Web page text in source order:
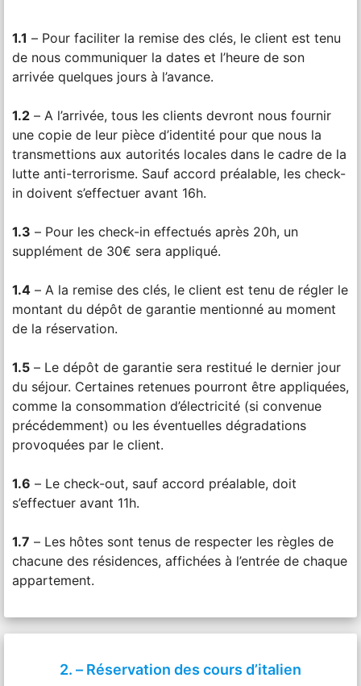
1.1 – Pour faciliter la remise des clés, le client est tenu
de nous communiquer la dates et l’heure de son
arrivée quelques jours à l’avance.
1.2 – A l’arrivée, tous les clients devront nous fournir
une copie de leur pièce d’identité pour que nous la
transmettions aux autorités locales dans le cadre de la
lutte anti-terrorisme. Sauf accord préalable, les check-
in doivent s’effectuer avant 16h.
1.3 – Pour les check-in effectués après 20h, un
supplément de 30€ sera appliqué.
1.4 – A la remise des clés, le client est tenu de régler le
montant du dépôt de garantie mentionné au moment
de la réservation.
1.5 – Le dépôt de garantie sera restitué le dernier jour
du séjour. Certaines retenues pourront être appliquées,
comme la consommation d’électricité (si convenue
précédemment) ou les éventuelles dégradations
provoquées par le client.
1.6 – Le check-out, sauf accord préalable, doit
s’effectuer avant 11h.
1.7 – Les hôtes sont tenus de respecter les règles de
chacune des résidences, affichées à l’entrée de chaque
appartement.
2. – Réservation des cours d’italien